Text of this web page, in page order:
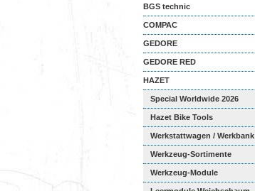
BGS technic
COMPAC
GEDORE
GEDORE RED
HAZET
Special Worldwide 2026
Hazet Bike Tools
Werkstattwagen / Werkbank
Werkzeug-Sortimente
Werkzeug-Module